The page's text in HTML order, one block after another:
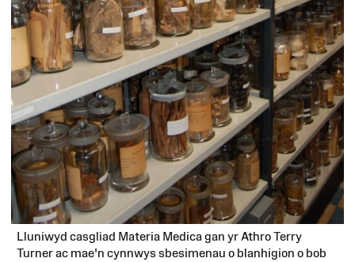
Lluniwyd casgliad Materia Medica gan yr Athro Terry
Turner ac mae'n cynnwys sbesimenau o blanhigion o bob